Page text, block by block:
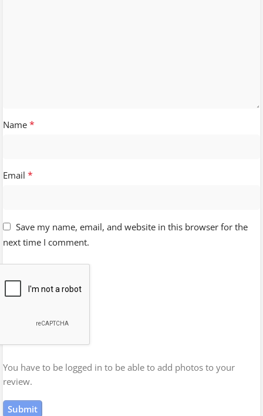
Name *
Email *
Save my name, email, and website in this browser for the
next time I comment.
You have to be logged in to be able to add photos to your
review.